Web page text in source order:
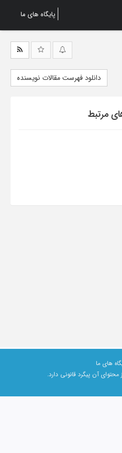
پایگاه های ما
دانلود فهرست مقالات نویسنده
مرتبط
های ما
آن پیگرد قانونی دارد.